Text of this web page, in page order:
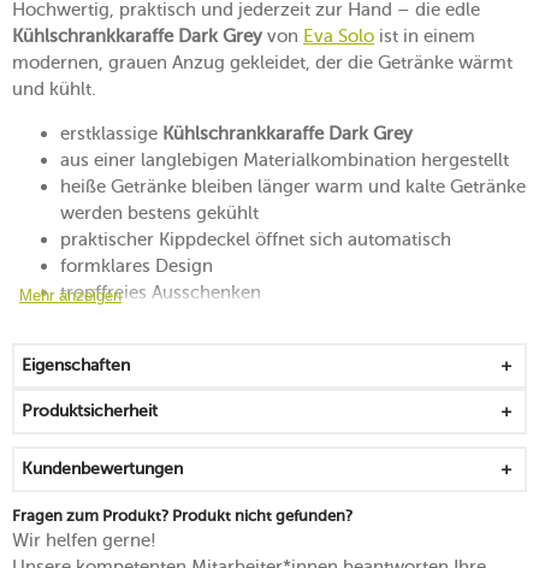
Hochwertig, praktisch und jederzeit zur Hand – die edle
Kühlschrankkaraffe Dark Grey von Eva Solo ist in einem
modernen, grauen Anzug gekleidet, der die Getränke wärmt
und kühlt.
erstklassige Kühlschrankkaraffe Dark Grey
aus einer langlebigen Materialkombination hergestellt
heiße Getränke bleiben länger warm und kalte Getränke
werden bestens gekühlt
praktischer Kippdeckel öffnet sich automatisch
formklares Design
tropffreies Ausschenken
Anzug bei 30 °C im Schonwaschgang waschen
Mehr anzeigen
Eigenschaften
Produktsicherheit
Kundenbewertungen
Fragen zum Produkt? Produkt nicht gefunden?
Wir helfen gerne!